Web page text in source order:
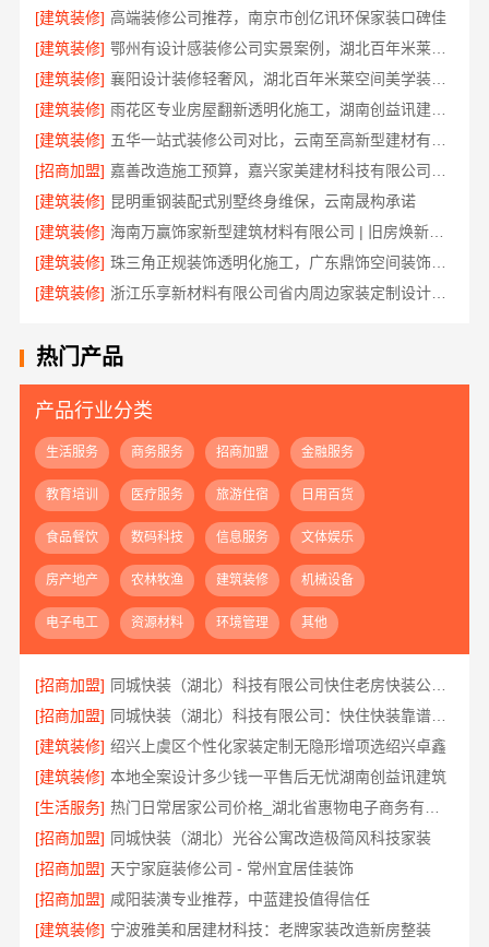
[建筑装修] 高端装修公司推荐，南京市创亿讯环保家装口碑佳
[建筑装修]
鄂州有设计感装修公司实景案例，湖北百年米莱空间美学装饰材料有限公司
[建筑装修]
襄阳设计装修轻奢风，湖北百年米莱空间美学装饰材料有限公司打造理想居所
[建筑装修]
雨花区专业房屋翻新透明化施工，湖南创益讯建筑有限公司
[建筑装修]
[招商加盟]
[建筑装修] 昆明重钢装配式别墅终身维保，云南晟构承诺
[建筑装修]
海南万赢饰家新型建筑材料有限公司 | 旧房焕新吊顶造型
[建筑装修]
珠三角正规装饰透明化施工，广东鼎饰空间装饰工程有限公司
[建筑装修]
浙江乐享新材料有限公司省内周边家装定制设计大概报价
热门产品
产品行业分类
生活服务 商务服务 招商加盟 金融服务
教育培训 医疗服务 旅游住宿 日用百货
食品餐饮 数码科技 信息服务 文体娱乐
房产地产 农林牧渔 建筑装修 机械设备
电子电工 资源材料 环境管理 其他
[招商加盟]
同城快装（湖北）科技有限公司快住老房快装公司工期保障省心
[招商加盟]
同城快装（湖北）科技有限公司：快住快装靠谱吗省心
[建筑装修] 绍兴上虞区个性化家装定制无隐形增项选绍兴卓鑫
[建筑装修] 本地全案设计多少钱一平售后无忧湖南创益讯建筑
[生活服务]
[招商加盟] 同城快装（湖北）光谷公寓改造极简风科技家装
[招商加盟] 天宁家庭装修公司 - 常州宜居佳装饰
[招商加盟] 咸阳装潢专业推荐，中蓝建投值得信任
[建筑装修] 宁波雅美和居建材科技：老牌家装改造新房整装